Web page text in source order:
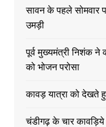
सावन के पहले सोमवार
उमड़ी
पूर्व मुख्यमंत्री निशंक ने
को भोजन परोसा
कावड़ यात्रा को देखते
चंडीगढ़ के चार कावड़िये